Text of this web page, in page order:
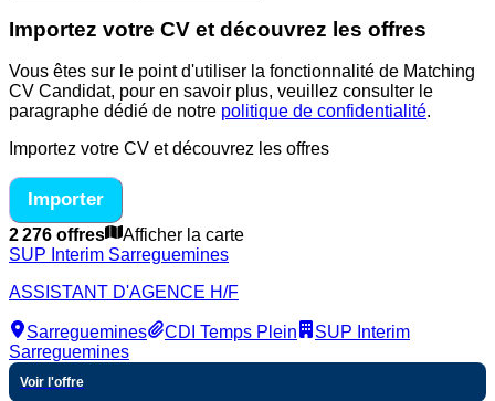
Importez votre CV et découvrez les offres
Vous êtes sur le point d'utiliser la fonctionnalité de Matching
CV Candidat, pour en savoir plus, veuillez consulter le
paragraphe dédié de notre politique de confidentialité.
Importez votre CV et découvrez les offres
Importer
2 276 offres
Afficher la carte
SUP Interim Sarreguemines
ASSISTANT D'AGENCE H/F
Sarreguemines CDI Temps Plein
SUP Interim
Sarreguemines
Voir l'offre